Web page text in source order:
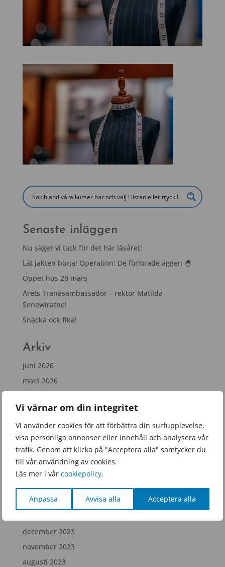
Vi värnar om din integritet
Vi använder cookies för att förbättra din surfupplevelse,
visa personliga annonser eller innehåll och analysera vår
trafik. Genom att klicka på "Acceptera alla" samtycker du
till vår användning av cookies.
Läs mer i vår cookiepolicy.
Anpassa Avvisa alla Acceptera alla
Senaste inläggen
Nu säger vi tack för det här läsåret!
Låt jakten börja! Operation: De förlorade äggen 🐣
Öppet hus 28 mars
Årets Tranåsambassadör – rektor Matilda
Senewiratne!
Snacka ock fika!
Arkiv
juni 2026
mars 2026
november 2025
september 2025
juni 2025
februari 2025
december 2024
juli 2024
april 2024
december 2023
november 2023
augusti 2023